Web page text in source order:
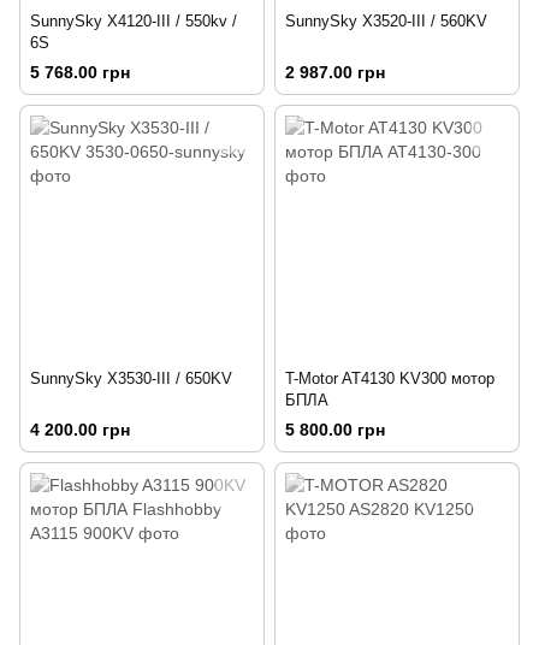
SunnySky X4120-III / 550kv /
6S
5 768.00 грн
SunnySky X3520-III / 560KV
2 987.00 грн
SunnySky X3530-III / 650KV
4 200.00 грн
T-Motor AT4130 KV300 мотор
БПЛА
5 800.00 грн